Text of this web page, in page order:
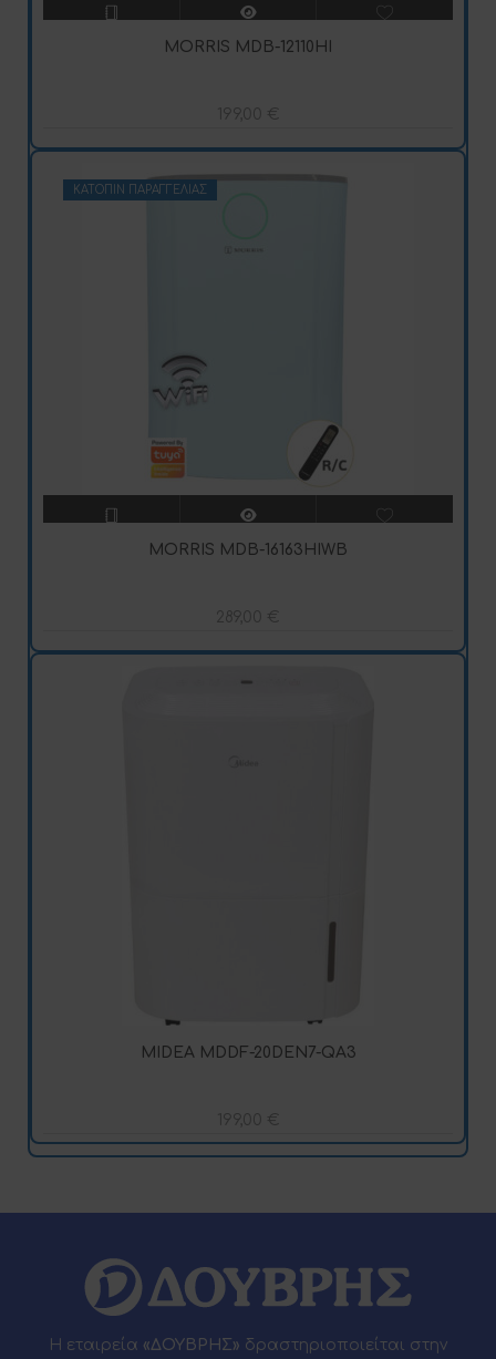
MORRIS MDB-12110HI
199,00 €
ΚΑΤΌΠΙΝ ΠΑΡΑΓΓΕΛΊΑΣ
MORRIS MDB-16163HIWB
289,00 €
MIDEA MDDF-20DEN7-QA3
199,00 €
Η εταιρεία «ΔΟΥΒΡΗΣ» δραστηριοποιείται στην